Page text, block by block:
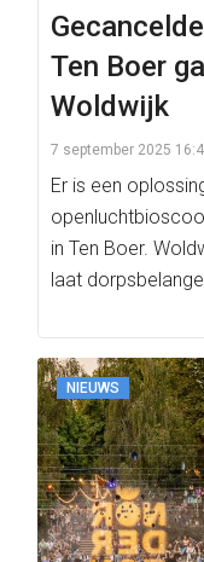
Ten Boer
Woldwijk
7 september 2025
Er is een
in Ten Boer.
laat
NIEUWS